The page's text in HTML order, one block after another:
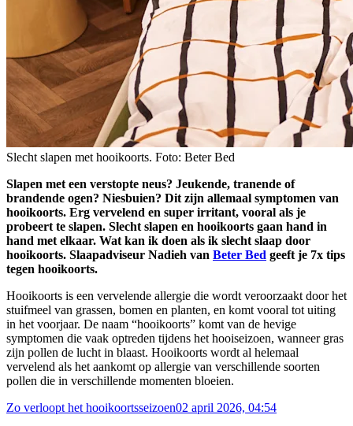
Slecht slapen met hooikoorts. Foto: Beter Bed
Slapen met een verstopte neus? Jeukende, tranende of
brandende ogen? Niesbuien? Dit zijn allemaal symptomen van
hooikoorts. Erg vervelend en super irritant, vooral als je
probeert te slapen. Slecht slapen en hooikoorts gaan hand in
hand met elkaar. Wat kan ik doen als ik slecht slaap door
hooikoorts. Slaapadviseur Nadieh van Beter Bed geeft je 7x tips
tegen hooikoorts.
Hooikoorts is een vervelende allergie die wordt veroorzaakt door het
stuifmeel van grassen, bomen en planten, en komt vooral tot uiting
in het voorjaar. De naam “hooikoorts” komt van de hevige
symptomen die vaak optreden tijdens het hooiseizoen, wanneer gras
zijn pollen de lucht in blaast. Hooikoorts wordt al helemaal
vervelend als het aankomt op allergie van verschillende soorten
pollen die in verschillende momenten bloeien.
Zo verloopt het hooikoortsseizoen02 april 2026, 04:54